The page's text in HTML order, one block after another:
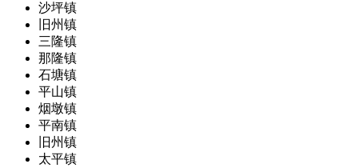
沙坪镇
旧州镇
三隆镇
那隆镇
石塘镇
平山镇
烟墩镇
平南镇
旧州镇
太平镇